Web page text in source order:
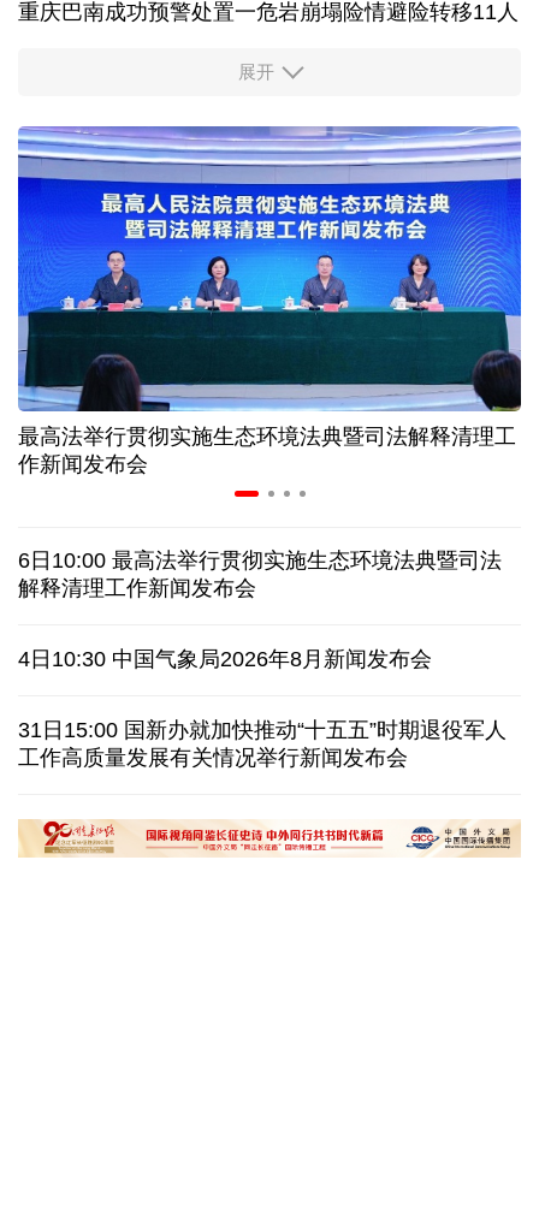
重庆巴南成功预警处置一危岩崩塌险情避险转移11人
“新”意盎然，外资机构持续看好中国经济
中证协召开国际业务委员会主任委员（扩大）会议
我国首个银行业数据出境负面清单备案案例落地北京
科创转型到全球布局 上海出台规划让民企敢闯敢投
合肥"人工智能+"多场景落地 千行百业装上智慧引擎
宇树科技战略配售名单公布:DeepSeek、腾讯等在列
俄外交部说日本加速"再军事化"扰乱地区及全球安全
被曝酒驾、盗窃、猥亵等 日本自卫队多人遭受处分
也门胡塞武装称袭击政府军集结地 造成数百人伤亡
白宫否认特朗普与赫格塞思因弹药库存短缺发生争执
展开
最高法举行贯彻实施生态环境法典暨司法解释清理工
作新闻发布会
6日10:00 最高法举行贯彻实施生态环境法典暨司法
解释清理工作新闻发布会
4日10:30 中国气象局2026年8月新闻发布会
31日15:00 国新办就加快推动“十五五”时期退役军人
工作高质量发展有关情况举行新闻发布会